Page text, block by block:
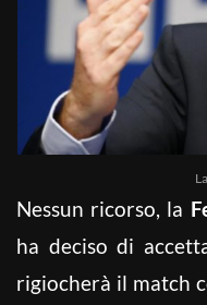
Nessun ricorso, la
ha deciso di
rigiocherà il match